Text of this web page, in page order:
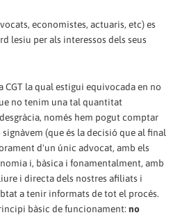
economistes, actuaris, etc) es
lesiu per als interessos dels seus
CGT la qual estigui equivocada en no
no tenim una tal quantitat
només hem pogut comptar
(que és la decisió que al final
d'un únic advocat, amb els
i, bàsica i fonamentalment, amb
i directa dels nostres afiliats i
a tenir informats de tot el procés.
bàsic de funcionament: no